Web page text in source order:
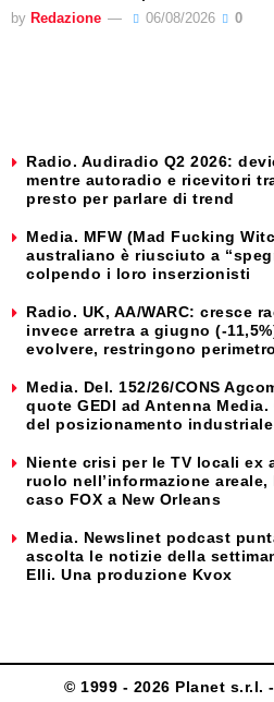
by Redazione 06/08/2026 0
Radio. Audiradio Q2 2026:
mentre autoradio e ricevitori
presto per parlare di trend
Media. MFW (Mad Fucking
australiano è riusciuto a
colpendo i loro inserzionisti
Radio. UK, AA/WARC: cresce
invece arretra a giugno (-
evolvere, restringono perimetro
Media. Del. 152/26/CONS
quote GEDI ad Antenna
del posizionamento industriale
Niente crisi per le TV locali ex
ruolo nell’informazione
caso FOX a New Orleans
Media. Newslinet podcast
ascolta le notizie della
Elli. Una produzione Kvox
© 1999 - 2026 Planet s.r.l. -